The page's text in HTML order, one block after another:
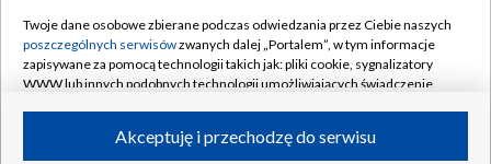
Rada Programowa
System NOS
Informacje o nadawcy
Program dla prasy
Kontakt
Kanały
Twoje dane osobowe zbierane podczas odwiedzania przez Ciebie naszych
poszczególnych serwisówzwanych dalej „Portalem”, w tym informacje
zapisywane za pomocą technologii takich jak: pliki cookie, sygnalizatory
WWW lub innych podobnych technologii umożliwiających świadczenie
ruchu w Internecie.Akceptuję i przechodzę do serwisu